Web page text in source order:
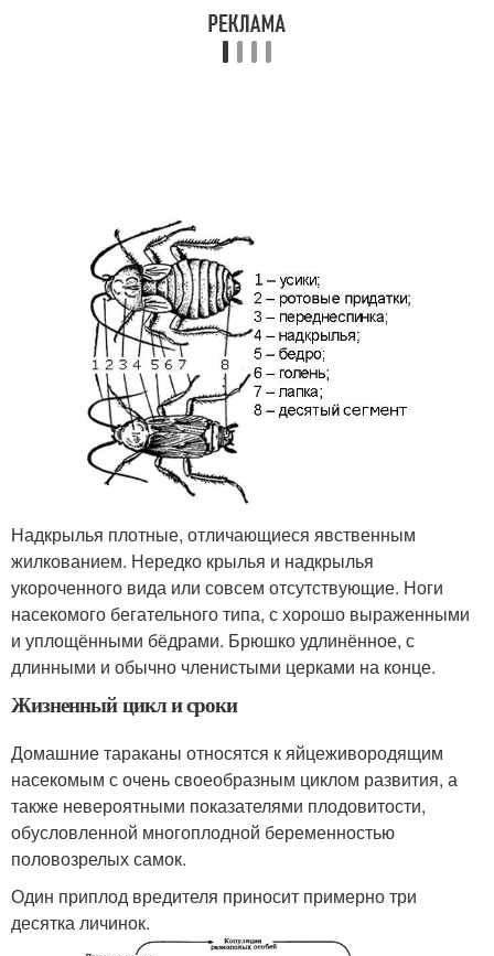
Надкрылья плотные, отличающиеся явственным
жилкованием. Нередко крылья и надкрылья
укороченного вида или совсем отсутствующие. Ноги
насекомого бегательного типа, с хорошо выраженными
и уплощёнными бёдрами. Брюшко удлинённое, с
длинными и обычно членистыми церками на конце.
Жизненный цикл и сроки
Домашние тараканы относятся к яйцеживородящим
насекомым с очень своеобразным циклом развития, а
также невероятными показателями плодовитости,
обусловленной многоплодной беременностью
половозрелых самок.
Один приплод вредителя приносит примерно три
десятка личинок.